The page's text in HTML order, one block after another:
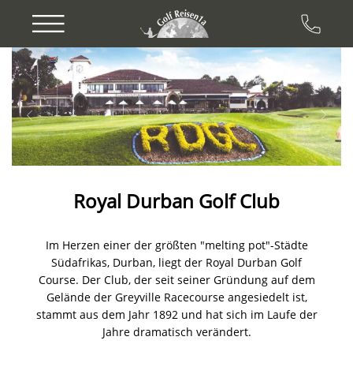
Previous Next
Royal Durban Golf Club
Im Herzen einer der größten "melting pot"-Städte
Südafrikas, Durban, liegt der Royal Durban Golf
Course. Der Club, der seit seiner Gründung auf dem
Gelände der Greyville Racecourse angesiedelt ist,
stammt aus dem Jahr 1892 und hat sich im Laufe der
Jahre dramatisch verändert.